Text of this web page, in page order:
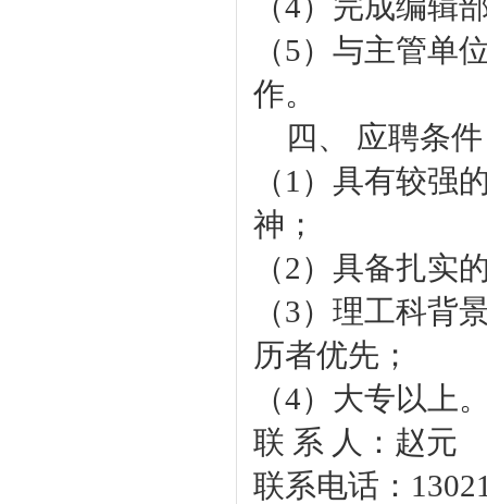
（5）与主管单
作。
四、 应聘条件
（1）具有较强
神；
（2）具备扎实
（3）理工科背
历者优先；
（4）大专以上
联 系 人：赵元
联系电话：